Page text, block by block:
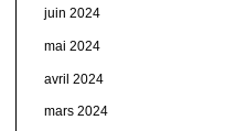
juin 2024
mai 2024
avril 2024
mars 2024